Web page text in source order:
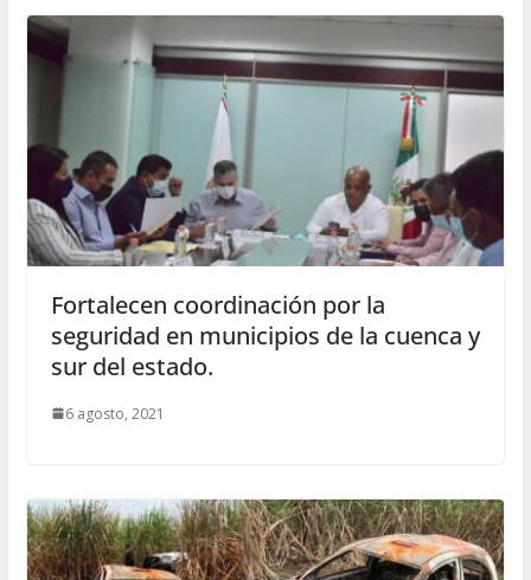
F o r t a l e c e n c o o r d i n a c i ó n p o r l a
s e g u r i d a d e n m u n i c i p i o s d e l a c u e n c a y
s u r d e l e s t a do .
6 agosto, 2021